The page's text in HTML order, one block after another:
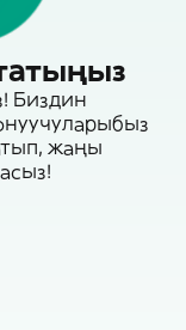
Биздин
жаңы